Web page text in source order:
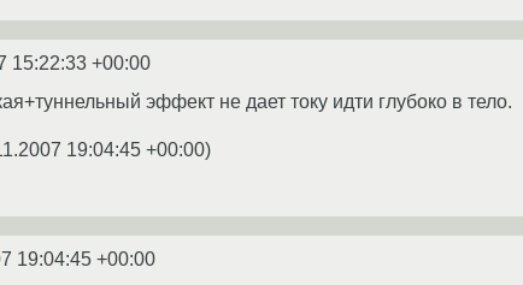
15:22:33 +00:00
эффект не дает току идти глубоко в тело.
19:04:45 +00:00)
19:04:45 +00:00